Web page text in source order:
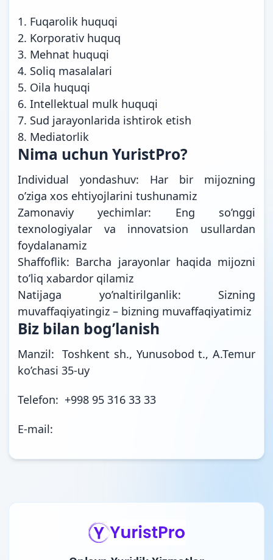
1. Fuqarolik huquqi
2. Korporativ huquq
3. Mehnat huquqi
4. Soliq masalalari
5. Oila huquqi
6. Intellektual mulk huquqi
7. Sud jarayonlarida ishtirok etish
8. Mediatorlik
Nima uchun YuristPro?
Individual yondashuv: Har bir mijozning
o’ziga xos ehtiyojlarini tushunamiz
Zamonaviy yechimlar: Eng so’nggi
texnologiyalar va innovatsion usullardan
foydalanamiz
Shaffoflik: Barcha jarayonlar haqida mijozni
to’liq xabardor qilamiz
Natijaga yo’naltirilganlik: Sizning
muvaffaqiyatingiz – bizning muvaffaqiyatimiz
Biz bilan bog’lanish
Manzil: Toshkent sh., Yunusobod t., A.Temur
ko’chasi 35-uy
Telefon: +998 95 316 33 33
E-mail: